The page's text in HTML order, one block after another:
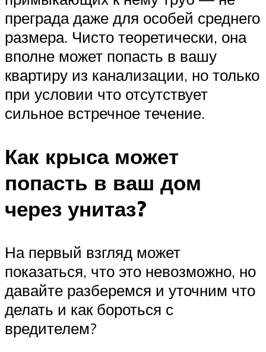
преграда даже для особей среднего
размера. Чисто теоретически, она
вполне может попасть в вашу
квартиру из канализации, но только
при условии что отсутствует
сильное встречное течение.
Как крыса может
попасть в ваш дом
через унитаз?
На первый взгляд может
показаться, что это невозможно, но
давайте разберемся и уточним что
делать и как бороться с
вредителем?